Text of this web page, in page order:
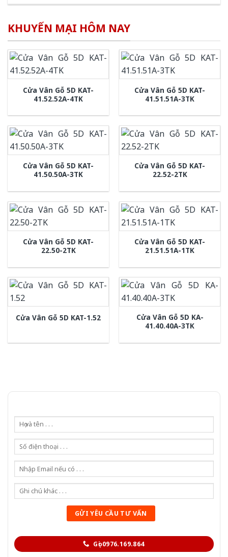
KHUYẾN MẠI HÔM NAY
Cửa Vân Gỗ 5D KAT-
41.52.52A-4TK
Cửa Vân Gỗ 5D KAT-
41.51.51A-3TK
Cửa Vân Gỗ 5D KAT-
41.50.50A-3TK
Cửa Vân Gỗ 5D KAT-
22.52-2TK
Cửa Vân Gỗ 5D KAT-
22.50-2TK
Cửa Vân Gỗ 5D KAT-
21.51.51A-1TK
Cửa Vân Gỗ 5D KAT-1.52
Cửa Vân Gỗ 5D KA-
41.40.40A-3TK
Gọi 0976.169.864